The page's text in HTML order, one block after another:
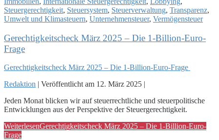
Steuergerechtigkeit, Steuersystem, Steuerverwaltung, Transparenz,
Umwelt und Klimasteuern, Unternehmensteuer, Vermögensteuer
Gerechtigkeitscheck März 2025 – Die 1-Billion-Euro-
Frage
Gerechtigkeitscheck März 2025 – Die 1-Billion-Euro-Frage
Redaktion | Veröffentlicht am 12. März 2025 |
Jeden Monat blicken wir auf steuerrechtliche und steuerpolitische
Entwicklungen aus der Perspektive der Steuergerechtigkeit.
WeiterlesenGerechtigkeitscheck März 2025 – Die 1-Billion-Euro-
Frage